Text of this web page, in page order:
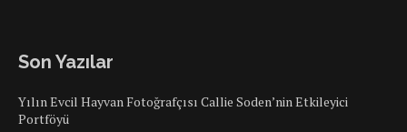
Son Yazılar
Yılın Evcil Hayvan Fotoğrafçısı Callie Soden’nin Etkileyici
Portföyü